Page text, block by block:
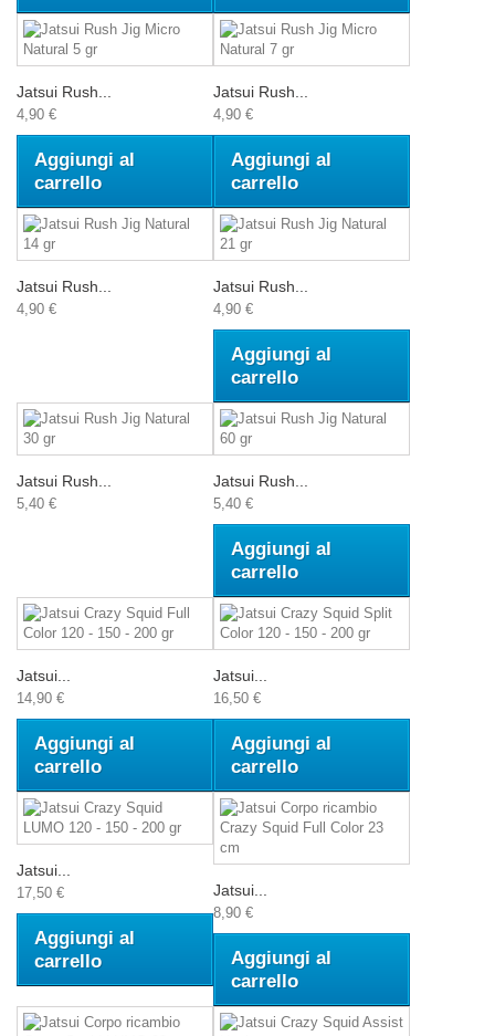
Jatsui Rush...
4,90 €
Aggiungi al
carrello
Jatsui Rush...
4,90 €
Aggiungi al
carrello
Jatsui Rush...
4,90 €
Jatsui Rush...
4,90 €
Aggiungi al
carrello
Jatsui Rush...
5,40 €
Jatsui Rush...
5,40 €
Aggiungi al
carrello
Jatsui...
14,90 €
Aggiungi al
carrello
Jatsui...
16,50 €
Aggiungi al
carrello
Jatsui...
17,50 €
Aggiungi al
carrello
Jatsui...
8,90 €
Aggiungi al
carrello